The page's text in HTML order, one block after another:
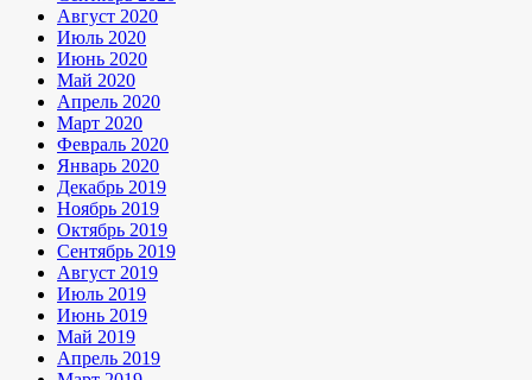
Август 2020
Июль 2020
Июнь 2020
Май 2020
Апрель 2020
Март 2020
Февраль 2020
Январь 2020
Декабрь 2019
Ноябрь 2019
Октябрь 2019
Сентябрь 2019
Август 2019
Июль 2019
Июнь 2019
Май 2019
Апрель 2019